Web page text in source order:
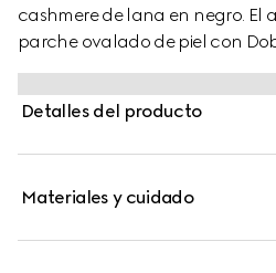
cashmere de lana en negro. El
parche ovalado de piel con
toque exclusivo al diseño.
Detalles del producto
Materiales y cuidado